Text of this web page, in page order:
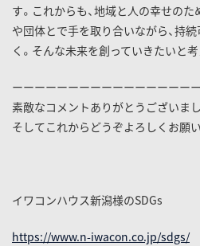
す。これからも、地域と人の幸せの
や団体とで手を取り合いながら、持
く。そんな未来を創っていきたいと考
ーーーーーーーーーーーーーーーー
素敵なコメントありがとうございまし
そしてこれからどうぞよろしくお願
イワコンハウス新潟様のSDGs
https://www.n-iwacon.co.jp/sdgs/